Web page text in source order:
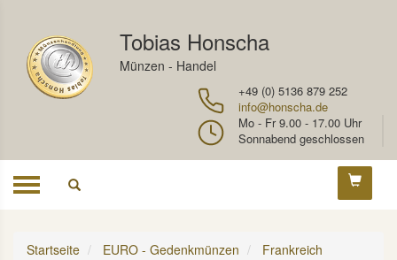
Tobias Honscha
Münzen - Handel
+49 (0) 5136 879 252
info@honscha.de
Mo - Fr 9.00 - 17.00 Uhr
Sonnabend geschlossen
Toggle
Startseite EURO - Gedenkmünzen
Frankreich